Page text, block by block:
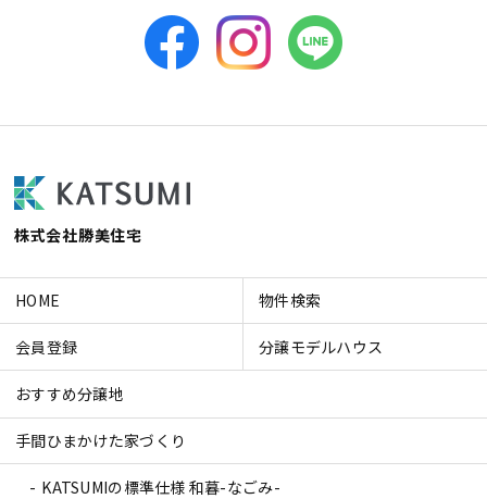
株式会社勝美住宅
HOME 物件検索
会員登録 分譲モデルハウス
おすすめ分譲地
手間ひまかけた家づくり
KATSUMIの標準仕様 和暮-なごみ-